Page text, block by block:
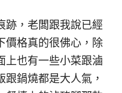
跡，老闆跟我說已經
價格真的很佛心，除
上也有一些小菜跟滷
鍋燒都是大人氣，